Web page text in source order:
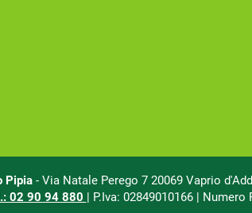
Pipia- Via Natale Perego 7 20069 Vaprio
02 90 94 880 | P.Iva: 02849010166 | Numero